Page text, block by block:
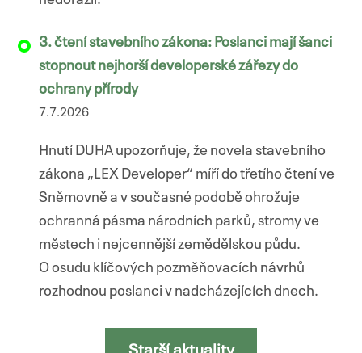
3. čtení stavebního zákona: Poslanci mají šanci
stopnout nejhorší developerské zářezy do
ochrany přírody
7.7.2026
Hnutí DUHA upozorňuje, že novela stavebního
zákona „LEX Developer“ míří do třetího čtení ve
Sněmovně a v současné podobě ohrožuje
ochranná pásma národních parků, stromy ve
městech i nejcennější zemědělskou půdu.
O osudu klíčových pozměňovacích návrhů
rozhodnou poslanci v nadcházejících dnech.